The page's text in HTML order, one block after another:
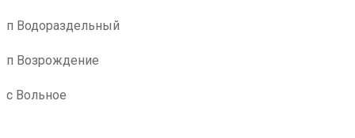
п Водораздельный
п Возрождение
с Вольное